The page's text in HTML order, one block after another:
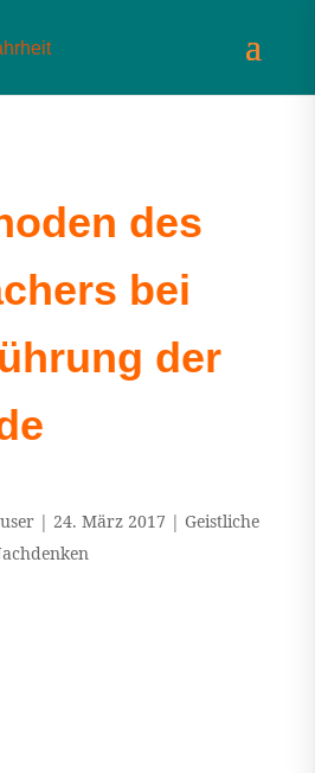
des
bei
der
| 24. März 2017 | Geistliche